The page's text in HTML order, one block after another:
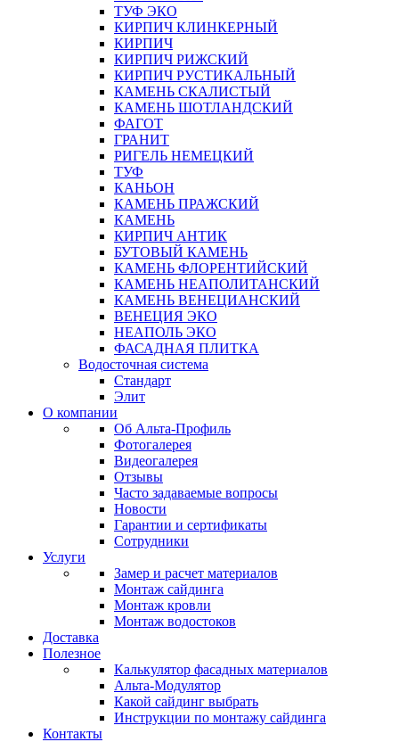
ТУФ ЭКО
КИРПИЧ КЛИНКЕРНЫЙ
КИРПИЧ
КИРПИЧ РИЖСКИЙ
КИРПИЧ РУСТИКАЛЬНЫЙ
КАМЕНЬ СКАЛИСТЫЙ
КАМЕНЬ ШОТЛАНДСКИЙ
ФАГОТ
ГРАНИТ
РИГЕЛЬ НЕМЕЦКИЙ
ТУФ
КАНЬОН
КАМЕНЬ ПРАЖСКИЙ
КАМЕНЬ
КИРПИЧ АНТИК
БУТОВЫЙ КАМЕНЬ
КАМЕНЬ ФЛОРЕНТИЙСКИЙ
КАМЕНЬ НЕАПОЛИТАНСКИЙ
КАМЕНЬ ВЕНЕЦИАНСКИЙ
ВЕНЕЦИЯ ЭКО
НЕАПОЛЬ ЭКО
ФАСАДНАЯ ПЛИТКА
Водосточная система
Стандарт
Элит
О компании
Об Альта-Профиль
Фотогалерея
Видеогалерея
Отзывы
Часто задаваемые вопросы
Новости
Гарантии и сертификаты
Сотрудники
Услуги
Замер и расчет материалов
Монтаж сайдинга
Монтаж кровли
Монтаж водостоков
Доставка
Полезное
Калькулятор фасадных материалов
Альта-Модулятор
Какой сайдинг выбрать
Инструкции по монтажу сайдинга
Контакты